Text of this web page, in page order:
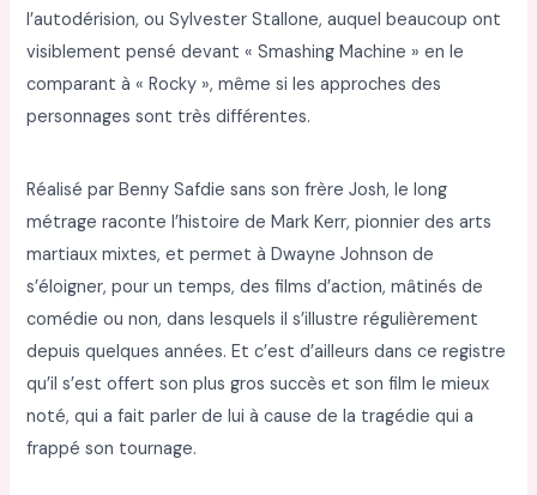
l’autodérision, ou Sylvester Stallone, auquel beaucoup ont
visiblement pensé devant « Smashing Machine » en le
comparant à « Rocky », même si les approches des
personnages sont très différentes.
Réalisé par Benny Safdie sans son frère Josh, le long
métrage raconte l’histoire de Mark Kerr, pionnier des arts
martiaux mixtes, et permet à Dwayne Johnson de
s’éloigner, pour un temps, des films d’action, mâtinés de
comédie ou non, dans lesquels il s’illustre régulièrement
depuis quelques années. Et c’est d’ailleurs dans ce registre
qu’il s’est offert son plus gros succès et son film le mieux
noté, qui a fait parler de lui à cause de la tragédie qui a
frappé son tournage.